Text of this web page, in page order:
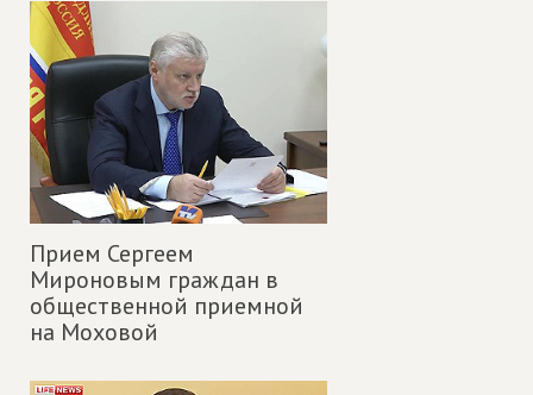
Прием Сергеем
Мироновым граждан в
общественной приемной
на Моховой